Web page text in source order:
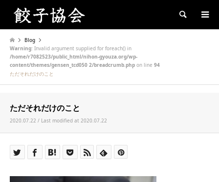
Search
Blog
Warning: Invalid argument supplied for foreach() in
/home/r7082523/public_html/nihon-gyouza.org/wp-
content/themes/gensen_tcd050 2/breadcrumb.php on line 94
ただそれだけのこと
ただそれだけのこと
2020.07.22 / Last modified at 2020.07.22